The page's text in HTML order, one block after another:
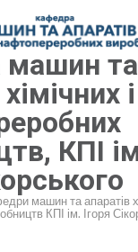
машин та
і
КПІ
машин та апаратів
КПІ ім. Ігоря